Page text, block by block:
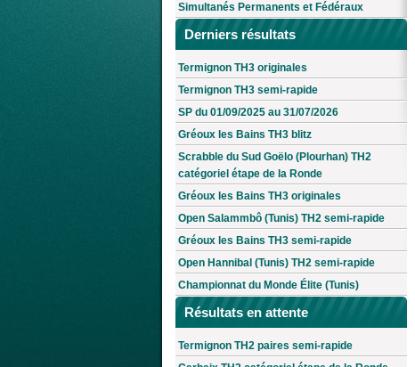
Simultanés Permanents et Fédéraux
Derniers résultats
Termignon TH3 originales
Termignon TH3 semi-rapide
SP du 01/09/2025 au 31/07/2026
Gréoux les Bains TH3 blitz
Scrabble du Sud Goëlo (Plourhan) TH2
catégoriel étape de la Ronde
Gréoux les Bains TH3 originales
Open Salammbô (Tunis) TH2 semi-rapide
Gréoux les Bains TH3 semi-rapide
Open Hannibal (Tunis) TH2 semi-rapide
Championnat du Monde Élite (Tunis)
Résultats en attente
Termignon TH2 paires semi-rapide